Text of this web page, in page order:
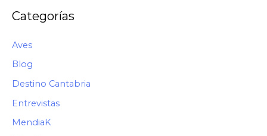
M
Categorías
Aves
Blog
Destino Cantabria
Entrevistas
MendiaK